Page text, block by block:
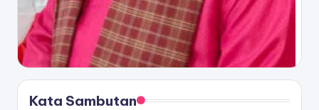
Kata Sambutan